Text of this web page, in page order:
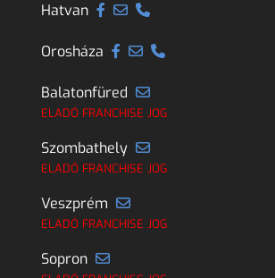
Hatvan
Orosháza
Balatonfüred
ELADÓ FRANCHISE JOG
Szombathely
ELADÓ FRANCHISE JOG
Veszprém
ELADÓ FRANCHISE JOG
Sopron